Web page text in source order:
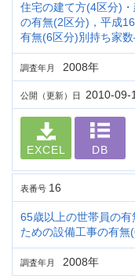
住宅の建て方(4区分)
の有無(2区分)，平成
有無(6区分)別持ち家
調査年月 2008年
公開（更新）日 2010-09-
EXCEL DB
表番号 16
65歳以上の世帯員の
ための設備工事の有
調査年月 2008年